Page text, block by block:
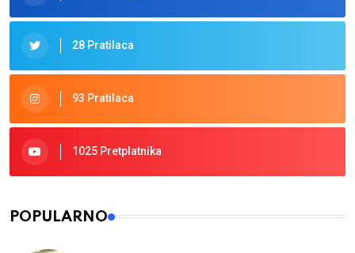
28 Pratilaca
93 Pratilaca
1025 Pretplatnika
POPULARNO